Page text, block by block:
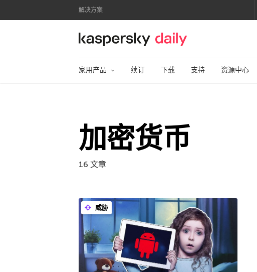
解决方案
卡巴斯基官方博客
家用产品 续订 下载 支持 资源中心
加密货币
16 文章
威胁